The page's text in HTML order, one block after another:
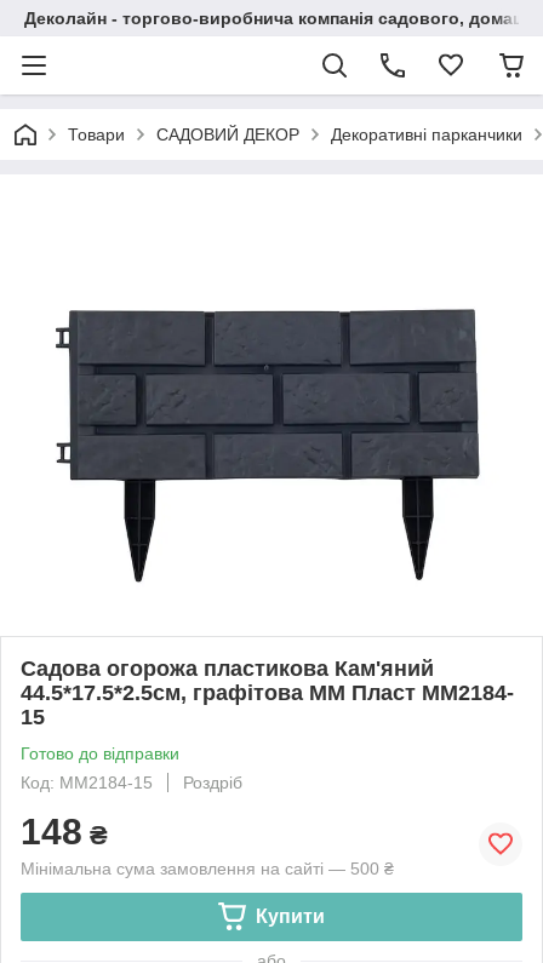
Деколайн - торгово-виробнича компанія садового,
Товари САДОВИЙ ДЕКОР Декоративні парканчики
Садова огорожа пластикова Кам'яний
44.5*17.5*2.5см, графітова ММ Пласт МM2184-
15
Готово до відправки
Код: МM2184-15
Роздріб
148 ₴
Мінімальна сума замовлення на сайті — 500 ₴
Купити